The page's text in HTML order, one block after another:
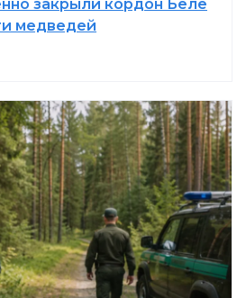
закрыли кордон Беле
медведей